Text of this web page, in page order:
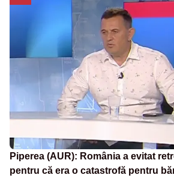
Piperea (AUR): România a evitat
pentru că era o catastrofă pentru